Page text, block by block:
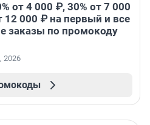
от 4 000 ₽, 30% от 7 000
12 000 ₽ на первый и все
заказы по промокоду
2026